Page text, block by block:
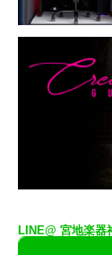
LINE@ 宮地楽器